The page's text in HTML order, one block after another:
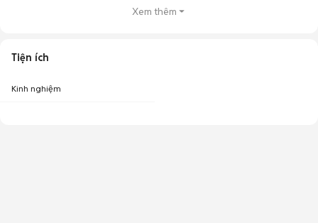
Xem thêm
Tiện ích
Kinh nghiệm